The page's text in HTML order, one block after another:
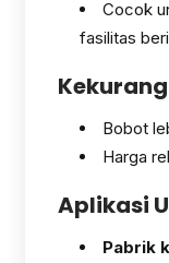
Cocok
fasilitas
Bobot
Harga
Aplikasi
Pabrik